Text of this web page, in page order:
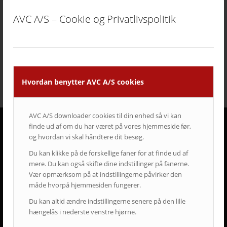
AVC A/S – Cookie og Privatlivspolitik
Hvordan benytter AVC A/S cookies
AVC A/S downloader cookies til din enhed så vi kan
finde ud af om du har været på vores hjemmeside før,
og hvordan vi skal håndtere dit besøg.
Du kan klikke på de forskellige faner for at finde ud af
mere. Du kan også skifte dine indstillinger på fanerne.
Vær opmærksom på at indstillingerne påvirker den
måde hvorpå hjemmesiden fungerer.
Du kan altid ændre indstillingerne senere på den lille
hængelås i nederste venstre hjørne.
Portrait
projektor rumstyring samsung
service
streaming løsninger
touchskærm
trådløs deling
DERFOR SKAL AVC VÆRE DIN LEVERANDØR
• Vi går all in på en god dialog og et godt samarbejde.
• Vi lytter og har fokus på din virksomhed og Jeres behov.
• Vi er AV-begejstrede og innovative.
• Vi er udviklings- og kvalitetsorienterede.
• Vi er vedholdende og følger altid opgaven helt til dørs.
• Vi er ansvarsbevidste og følger op på løsningen.